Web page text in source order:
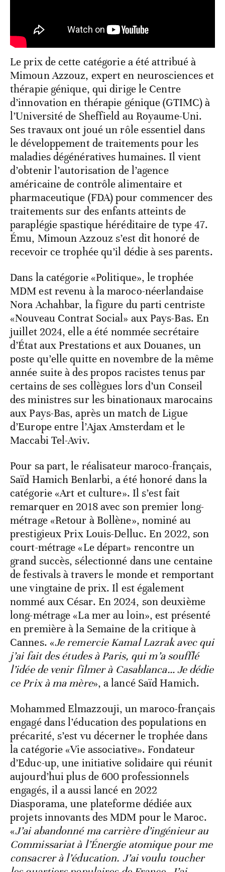
Le prix de cette catégorie a été attribué à
Mimoun Azzouz, expert en neurosciences et
thérapie génique, qui dirige le Centre
d’innovation en thérapie génique (GTIMC) à
l’Université de Sheffield au Royaume-Uni.
Ses travaux ont joué un rôle essentiel dans
le développement de traitements pour les
maladies dégénératives humaines. Il vient
d’obtenir l’autorisation de l’agence
américaine de contrôle alimentaire et
pharmaceutique (FDA) pour commencer des
traitements sur des enfants atteints de
paraplégie spastique héréditaire de type 47.
Ému, Mimoun Azzouz s’est dit honoré de
recevoir ce trophée qu’il dédie à ses parents.
Dans la catégorie «Politique», le trophée
MDM est revenu à la maroco-néerlandaise
Nora Achahbar, la figure du parti centriste
«Nouveau Contrat Social» aux Pays-Bas. En
juillet 2024, elle a été nommée secrétaire
d’État aux Prestations et aux Douanes, un
poste qu’elle quitte en novembre de la même
année suite à des propos racistes tenus par
certains de ses collègues lors d’un Conseil
des ministres sur les binationaux marocains
aux Pays-Bas, après un match de Ligue
d’Europe entre l’Ajax Amsterdam et le
Maccabi Tel-Aviv.
Pour sa part, le réalisateur maroco-français,
Saïd Hamich Benlarbi, a été honoré dans la
catégorie «Art et culture». Il s’est fait
remarquer en 2018 avec son premier long-
métrage «Retour à Bollène», nominé au
prestigieux Prix Louis-Delluc. En 2022, son
court-métrage «Le départ» rencontre un
grand succès, sélectionné dans une centaine
de festivals à travers le monde et remportant
une vingtaine de prix. Il est également
nommé aux César. En 2024, son deuxième
long-métrage «La mer au loin», est présenté
en première à la Semaine de la critique à
Cannes. «Je remercie Kamal Lazrak avec qui
j’ai fait des études à Paris, qui m’a soufflé
l’idée de venir filmer à Casablanca… Je dédie
ce Prix à ma mère», a lancé Saïd Hamich.
Mohammed Elmazzouji, un maroco-français
engagé dans l’éducation des populations en
précarité, s’est vu décerner le trophée dans
la catégorie «Vie associative». Fondateur
d’Educ-up, une initiative solidaire qui réunit
aujourd’hui plus de 600 professionnels
engagés, il a aussi lancé en 2022
Diasporama, une plateforme dédiée aux
projets innovants des MDM pour le Maroc.
«J’ai abandonné ma carrière d’ingénieur au
Commissariat à l’Énergie atomique pour me
consacrer à l’éducation. J’ai voulu toucher